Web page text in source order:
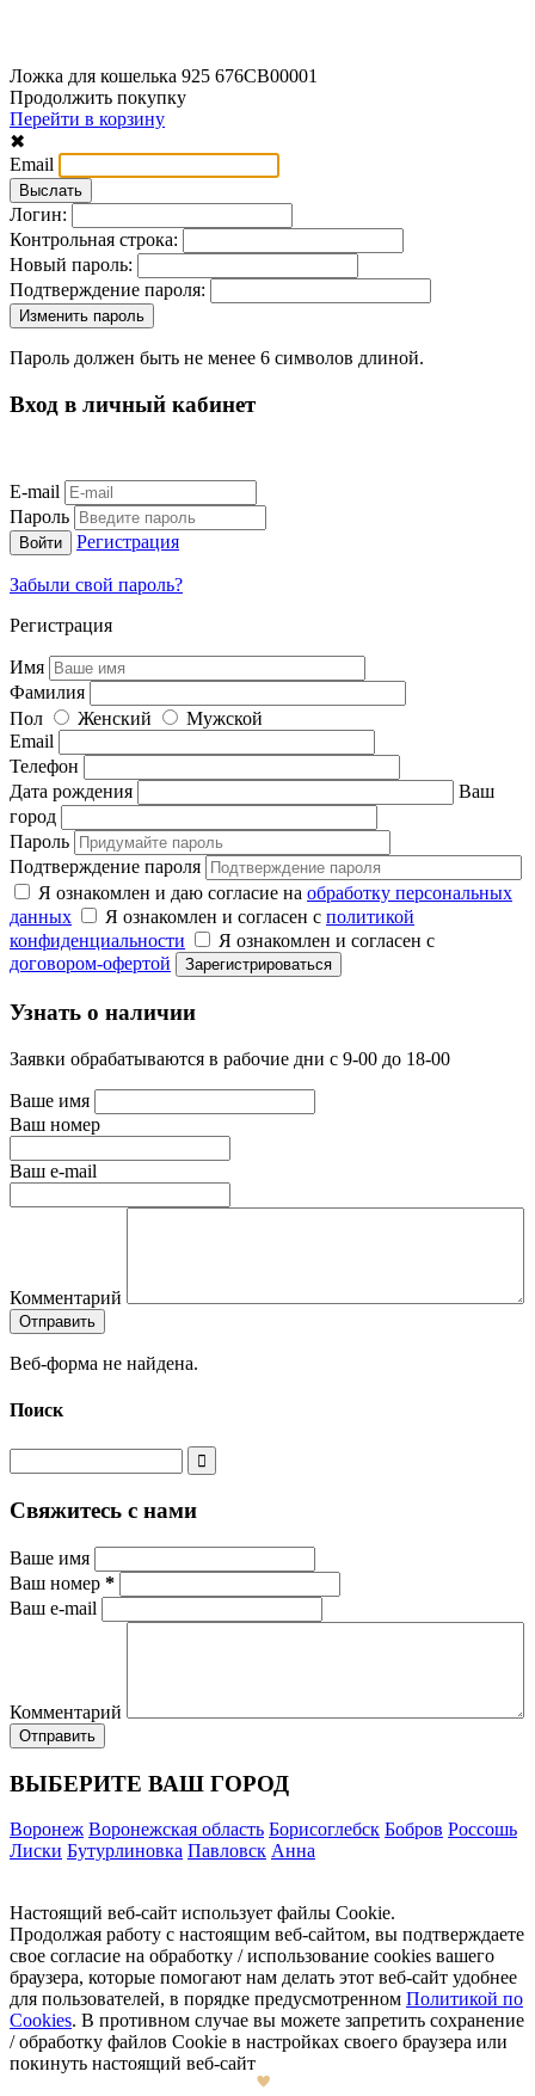
Ложка для кошелька 925 676СВ00001
Продолжить покупку
Перейти в корзину
✖
Email
Логин:
Контрольная строка:
Новый пароль:
Подтверждение пароля:
Пароль должен быть не менее 6 символов длиной.
Вход в личный кабинет
E-mail
Пароль
Регистрация
Забыли свой пароль?
Регистрация
Имя
Фамилия
Пол
Женский
Мужской
Email
Телефон
Дата рождения
Ваш
город
Пароль
Подтверждение пароля
Я ознакомлен и даю согласие на обработку персональных
данных
Я ознакомлен и согласен с политикой
конфиденциальности
Я ознакомлен и согласен с
договором-офертой
Узнать о наличии
Заявки обрабатываются в рабочие дни с 9-00 до 18-00
Ваше имя
Ваш номер
Ваш e-mail
Комментарий
Веб-форма не найдена.
Поиск
Свяжитесь с нами
Ваше имя
Ваш номер *
Ваш e-mail
Комментарий
ВЫБЕРИТЕ ВАШ ГОРОД
Воронеж Воронежская область Борисоглебск Бобров Россошь
Лиски Бутурлиновка Павловск Анна
Настоящий веб-сайт использует файлы Cookie.
Продолжая работу с настоящим веб-сайтом, вы подтверждаете
свое согласие на обработку / использование cookies вашего
браузера, которые помогают нам делать этот веб-сайт удобнее
для пользователей, в порядке предусмотренном Политикой по
Cookies. В противном случае вы можете запретить сохранение
/ обработку файлов Cookie в настройках своего браузера или
покинуть настоящий веб-сайт